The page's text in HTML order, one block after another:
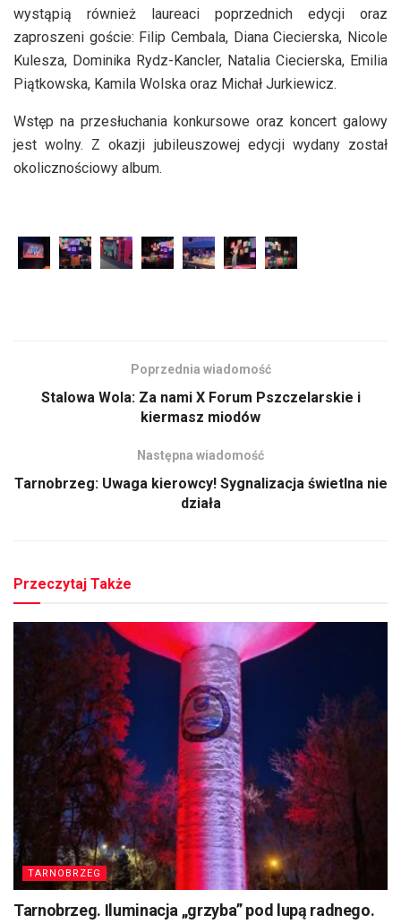
wystąpią również laureaci poprzednich edycji oraz
zaproszeni goście: Filip Cembala, Diana Ciecierska, Nicole
Kulesza, Dominika Rydz-Kancler, Natalia Ciecierska, Emilia
Piątkowska, Kamila Wolska oraz Michał Jurkiewicz.
Wstęp na przesłuchania konkursowe oraz koncert galowy
jest wolny. Z okazji jubileuszowej edycji wydany został
okolicznościowy album.
Poprzednia wiadomość
Stalowa Wola: Za nami X Forum Pszczelarskie i
kiermasz miodów
Następna wiadomość
Tarnobrzeg: Uwaga kierowcy! Sygnalizacja świetlna nie
działa
Przeczytaj Także
TARNOBRZEG
Tarnobrzeg. Iluminacja „grzyba” pod lupą radnego.